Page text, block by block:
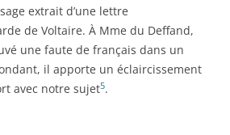
extrait d’une lettre
de Voltaire. À Mme du Deffand,
une faute de français dans un
il apporte un éclaircissement
avec notre sujet5.